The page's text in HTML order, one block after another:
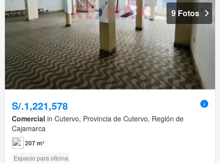
9 Fotos
S/.1,221,578
Comercial in Cutervo, Provincia de Cutervo, Región de
Cajamarca
207 m²
Espacio para oficina